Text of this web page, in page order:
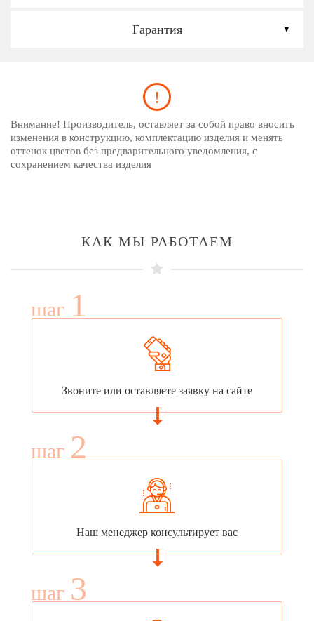
Гарантия
Внимание! Производитель, оставляет за собой право вносить
изменения в конструкцию, комплектацию изделия и менять
оттенок цветов без предварительного уведомления, с
сохранением качества изделия
КАК МЫ РАБОТАЕМ
шаг 1
Звоните или оставляете заявку на сайте
шаг 2
Наш менеджер консультирует вас
шаг 3